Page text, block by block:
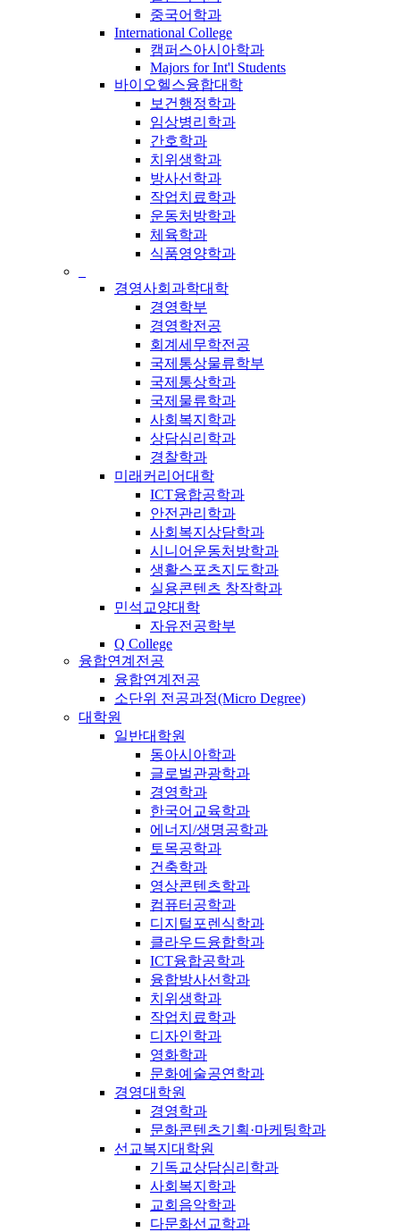
중국어학과
International College
캠퍼스아시아학과
Majors for Int'l Students
바이오헬스융합대학
보건행정학과
임상병리학과
간호학과
치위생학과
방사선학과
작업치료학과
운동처방학과
체육학과
식품영양학과
경영사회과학대학
경영학부
경영학전공
회계세무학전공
국제통상물류학부
국제통상학과
국제물류학과
사회복지학과
상담심리학과
경찰학과
미래커리어대학
ICT융합공학과
안전관리학과
사회복지상담학과
시니어운동처방학과
생활스포츠지도학과
실용콘텐츠 창작학과
민석교양대학
자유전공학부
Q College
융합연계전공
융합연계전공
소단위 전공과정(Micro Degree)
대학원
일반대학원
동아시아학과
글로벌관광학과
경영학과
한국어교육학과
에너지/생명공학과
토목공학과
건축학과
영상콘텐츠학과
컴퓨터공학과
디지털포렌식학과
클라우드융합학과
ICT융합공학과
융합방사선학과
치위생학과
작업치료학과
디자인학과
영화학과
문화예술공연학과
경영대학원
경영학과
문화콘텐츠기획·마케팅학과
선교복지대학원
기독교상담심리학과
사회복지학과
교회음악학과
다문화선교학과